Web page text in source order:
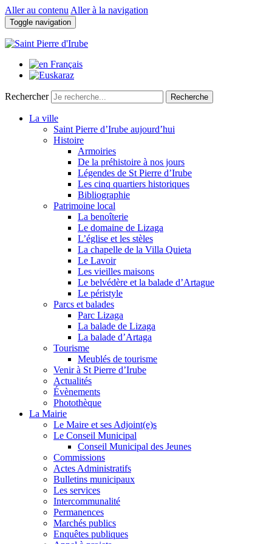
Aller au contenu Aller à la navigation
Toggle navigation
Rechercher Recherche
La ville
Saint Pierre d’Irube aujourd’hui
Histoire
Armoiries
De la préhistoire à nos jours
Légendes de St Pierre d’Irube
Les cinq quartiers historiques
Bibliographie
Patrimoine local
La benoîterie
Le domaine de Lizaga
L’église et les stèles
La chapelle de la Villa Quieta
Le Lavoir
Les vieilles maisons
Le belvédère et la balade d’Artague
Le péristyle
Parcs et balades
Parc Lizaga
La balade de Lizaga
La balade d’Artaga
Tourisme
Meublés de tourisme
Venir à St Pierre d’Irube
Actualités
Évènements
Photothèque
La Mairie
Le Maire et ses Adjoint(e)s
Le Conseil Municipal
Conseil Municipal des Jeunes
Commissions
Actes Administratifs
Bulletins municipaux
Les services
Intercommunalité
Permanences
Marchés publics
Enquêtes publiques